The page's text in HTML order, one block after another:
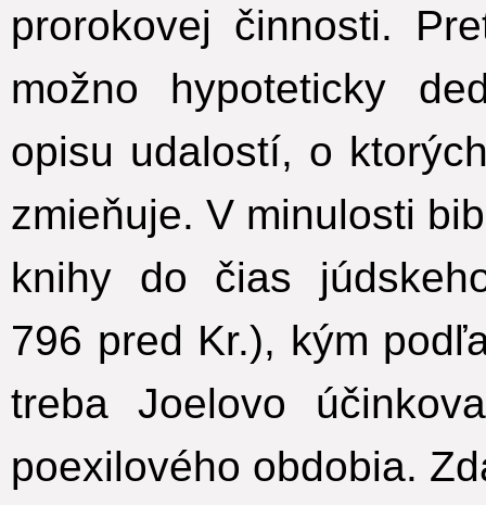
prorokovej činnosti.
možno hypoteticky
opisu udalostí, o
zmieňuje. V minulosti
knihy do čias
796 pred Kr.), kým
treba Joelovo
poexilového obdobia.